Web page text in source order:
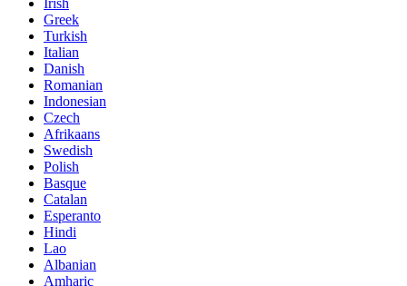
Irish
Greek
Turkish
Italian
Danish
Romanian
Indonesian
Czech
Afrikaans
Swedish
Polish
Basque
Catalan
Esperanto
Hindi
Lao
Albanian
Amharic